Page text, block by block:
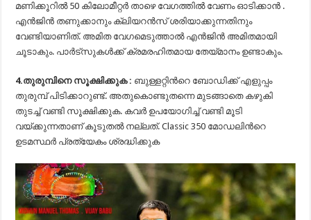
മണിക്കൂറില്‍ 50 കിലോമീറ്റര്‍ താഴെ വേഗത്തില്‍ വേണം ഓടിക്കാന്‍ .
എന്‍ജിന്‍ തണുക്കാനും ക്ലിയറന്‍സ് ശരിയാക്കുന്നതിനും
വേണ്ടിയാണിത്. അമിത വേഗമെടുത്താല്‍ എന്‍ജിന്‍ അമിതമായി
ചൂടാകും. പാര്‍ട്‍സുകള്‍ക്ക് ക്രമരഹിതമായ തേയ്‍മാനം ഉണ്ടാകും.
4.തുരുമ്പിനെ സൂക്ഷിക്കുക : ബുള്ളറ്റിന്‍റെ ബോഡിക്ക് എളുപ്പം
തുരുമ്പ് പിടിക്കാറുണ്ട്. അതുകൊണ്ടുതന്നെ മുടങ്ങാതെ കഴുകി
തുടച്ച് വണ്ടി സൂക്ഷിക്കുക. കവര്‍ ഉപയോഗിച്ച് വണ്ടി മൂടി
വയ്ക്കുന്നതാണ് കൂടുതല്‍ നല്ലത്. Classic 350 മോഡലിന്‍റെ
ഉടമസ്ഥര്‍ പ്രത്യേകം ശ്രദ്ധിക്കുക